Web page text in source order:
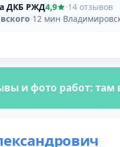
ДКБ РЖД4,9 ·14 отзывов
·12 мин·
и фото работ: